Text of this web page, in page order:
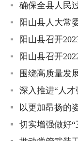
确保全县人民
阳山县人大常
阳山县召开
阳山县召开
围绕高质量发
深入推进“人
以更加昂扬的
切实增强做好